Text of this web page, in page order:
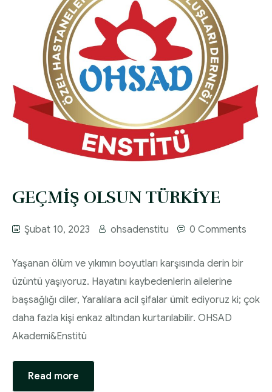
GEÇMİŞ OLSUN TÜRKİYE
Şubat 10, 2023 ohsadenstitu 0 Comments
Yaşanan ölüm ve yıkımın boyutları karşısında derin bir
üzüntü yaşıyoruz. Hayatını kaybedenlerin ailelerine
başsağlığı diler, Yaralılara acil şifalar ümit ediyoruz ki; çok
daha fazla kişi enkaz altından kurtarılabilir. OHSAD
Akademi&Enstitü
Read more